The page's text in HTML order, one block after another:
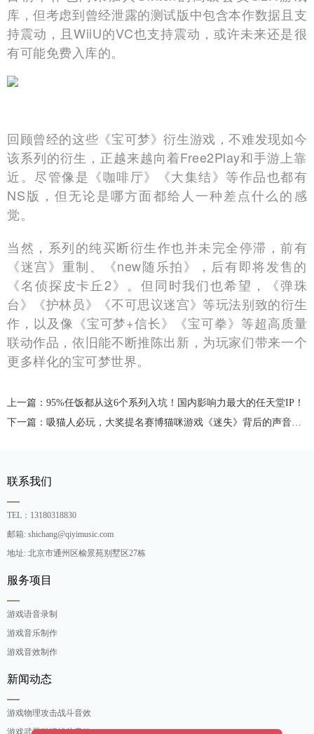
库，但考虑到曾经泄露的测试版中包含本作数据且支
持震动，且WiiU的VC也支持震动，或许未来还是很
有可能免费入库的。
回顾曾经的这些《宝可梦》衍生游戏，不难发现如今
该系列的衍生，正越来越向着Free2Play和手游上靠
近。尽管像是《咖啡厅》《大集结》等作品也都有
NS版，但无论是哪方面都给人一种差点什么的感
觉。
当然，系列的纯买断衍生作也并未完全停滞，前有
《迷宫》重制、《new随乐拍》，后有即将发售的
《名侦探皮卡丘2》。但同时我们也希望，《弹珠
台》《护林员》《不可思议迷宫》等玩法别致的衍生
作，以及像《宝可梦+信长》《宝可拳》等超高质量
联动作品，依旧能不断推陈出新，为玩家们带来一个
更多样化的宝可梦世界。
上一篇：95%任饭都从这6个系列入坑！国内影响力最大的任天堂IP！
下一篇：吸猫人必玩，大奖提名赛博猫咪游戏《迷失》背后的声音制作
联系我们
TEL：13180318830
邮箱: shichang@qiyimusic.com
地址: 北京市通州区榆景苑别墅区27栋
服务项目
游戏语音录制
游戏音乐制作
游戏音效制作
新闻动态
游戏物理攻击战斗音效
游戏武器碰撞战斗音效